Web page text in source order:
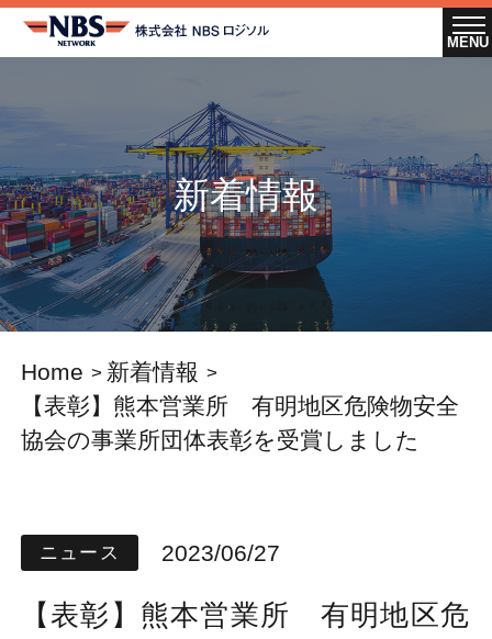
新着情報
Home
新着情報
【表彰】熊本営業所 有明地区危険物安全
協会の事業所団体表彰を受賞しました
ニュース 2023/06/27
【表彰】熊本営業所 有明地区危